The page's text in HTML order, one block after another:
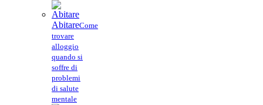
AbitareCome
trovare
alloggio
quando si
soffre di
problemi
di salute
mentale